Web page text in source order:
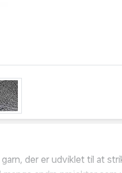
der er udviklet til at